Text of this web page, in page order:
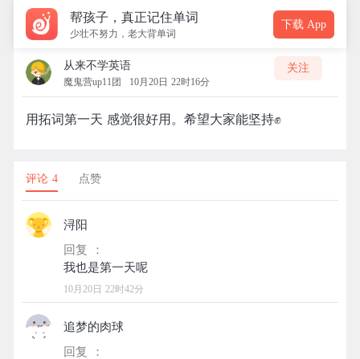
帮孩子，真正记住单词
少壮不努力，老大背单词
下载 App
从来不学英语
魔鬼营up11团 10月20日 22时16分
关注
用拓词第一天 感觉很好用。希望大家能坚持✊
评论 4 点赞
浔阳
回复 ：
10月20日 22时42分
追梦的肉球
回复 ：